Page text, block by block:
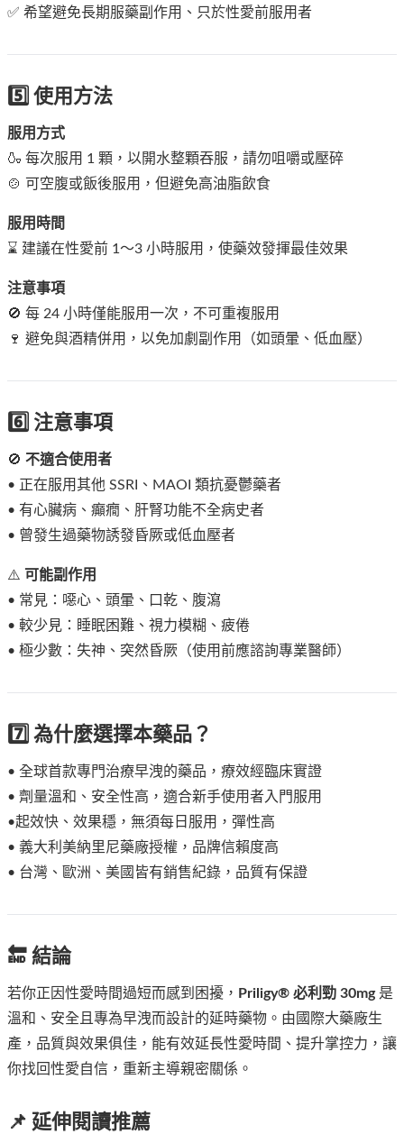
✅ 希望避免長期服藥副作用、只於性愛前服用者
5️⃣ 使用方法
服用方式
🍶 每次服用 1 顆，以開水整顆吞服，請勿咀嚼或壓碎
🍲 可空腹或飯後服用，但避免高油脂飲食
服用時間
⌛ 建議在性愛前 1～3 小時服用，使藥效發揮最佳效果
注意事項
🚫 每 24 小時僅能服用一次，不可重複服用
🍷 避免與酒精併用，以免加劇副作用（如頭暈、低血壓）
6️⃣ 注意事項
🚫 不適合使用者
• 正在服用其他 SSRI、MAOI 類抗憂鬱藥者
• 有心臟病、癲癇、肝腎功能不全病史者
• 曾發生過藥物誘發昏厥或低血壓者
⚠️ 可能副作用
• 常見：噁心、頭暈、口乾、腹瀉
• 較少見：睡眠困難、視力模糊、疲倦
• 極少數：失神、突然昏厥（使用前應諮詢專業醫師）
7️⃣ 為什麼選擇本藥品？
• 全球首款專門治療早洩的藥品，療效經臨床實證
• 劑量溫和、安全性高，適合新手使用者入門服用
•起效快、效果穩，無須每日服用，彈性高
• 義大利美納里尼藥廠授權，品牌信賴度高
• 台灣、歐洲、美國皆有銷售紀錄，品質有保證
🔚 結論
若你正因性愛時間過短而感到困擾， Priligy® 必利勁 30mg是
溫和、安全且專為早洩而設計的延時藥物。由國際大藥廠生
產，品質與效果俱佳，能有效延長性愛時間、提升掌控力，讓
你找回性愛自信，重新主導親密關係。
📌 延伸閱讀推薦